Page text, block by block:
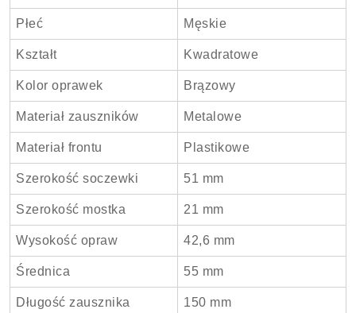
Płeć Męskie
Kształt Kwadratowe
Kolor oprawek Brązowy
Materiał zauszników Metalowe
Materiał frontu Plastikowe
Szerokość soczewki 51 mm
Szerokość mostka 21 mm
Wysokość opraw 42,6 mm
Średnica 55 mm
Długość zausznika 150 mm